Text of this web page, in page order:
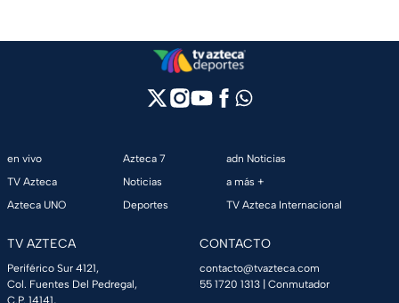
en vivo
TV Azteca
Azteca UNO
Azteca 7
Noticias
Deportes
adn Noticias
a más +
TV Azteca Internacional
TV AZTECA
Periférico Sur 4121,
Col. Fuentes Del Pedregal,
C.P. 14141,
CONTACTO
contacto@tvazteca.com
55 1720 1313 | Conmutador